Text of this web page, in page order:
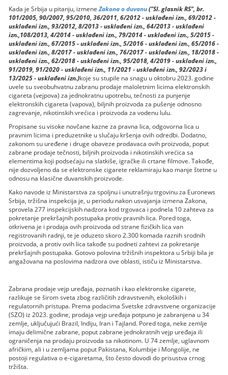
Kada je Srbija u pitanju, izmeneZakona o duvanu("Sl. glasnik RS", br.
101/2005, 90/2007, 95/2010, 36/2011, 6/2012 - usklađeni izn., 69/2012 -
usklađeni izn., 93/2012, 8/2013 - usklađeni izn., 64/2013 - usklađeni
izn.,108/2013, 4/2014 - usklađeni izn., 79/2014 - usklađeni izn., 5/2015 -
usklađeni izn., 67/2015 - usklađeni izn., 5/2016 - usklađeni izn., 65/2016 -
usklađeni izn., 8/2017 - usklađeni izn., 76/2017 - usklađeni izn., 18/2018 -
usklađeni izn., 62/2018 - usklađeni izn., 95/2018, 4/2019 - usklađeni izn.,
91/2019, 91/2020 - usklađeni izn., 11/2021 - usklađeni izn., 92/2023 i
13/2025 - usklađeni izn.)koje su stupile na snagu u oktobru 2023. godine
uvele su sveobuhvatnu zabranu prodaje maloletnim licima elektronskih
cigareta (vejpova) za jednokratnu upotrebu, tečnosti za punjenje
elektronskih cigareta (vapova), biljnih proizvoda za pušenje odnosno
zagrevanje, nikotinskih vrećica i proizvoda za vodenu lulu.
Propisane su visoke novčane kazne za pravna lica, odgovorna lica u
pravnim licima i preduzetnike u slučaju kršenja ovih odredbi. Dodatno,
zakonom su uređene i druge obaveze prodavaca ovih proizvoda, poput
zabrane prodaje tečnosti, biljnih proizvoda i nikotinskih vrećica sa
elementima koji podsećaju na slatkiše, igračke ili crtane filmove. Takođe,
nije dozvoljeno da se elektronske cigarete reklamiraju kao manje štetne u
odnosu na klasične duvanskih proizvode.
Kako navode iz Ministarstva za spoljnu i unutrašnju trgovinu za Euronews
Srbija, tržišna inspekcija je, u periodu nakon usvajanja izmena Zakona,
sprovela 277 inspekcijskih nadzora kod trgovaca i podnela 10 zahteva za
pokretanje prekršajnih postupaka protiv pravnih lica. Pored toga,
otkrivena je i prodaja ovih proizvoda od strane fizičkih lica van
registrovanih radnji, te je oduzeto skoro 2.300 komada raznih srodnih
proizvoda, a protiv ovih lica takođe su podneti zahtevi za pokretanje
prekršajnih postupaka. Gotovo polovina tržišnih inspektora u Srbiji bila je
angažovana na poslovima nadzora ove oblasti, ističu iz Ministarstva.
Zabrana prodaje vejp uređaja, poznatih i kao elektronske cigarete,
razlikuje se širom sveta zbog različitih zdravstvenih, ekoloških i
regulatornih pristupa. Prema podacima Svetske zdravstvene organizacije
(SZO) iz 2023. godine, prodaja vejp uređaja potpuno je zabranjena u 34
zemlje, uključujući Brazil, Indiju, Iran i Tajland. Pored toga, neke zemlje
imaju delimične zabrane, poput zabrane jednokratnih vejp uređaja ili
ograničenja na prodaju proizvoda sa nikotinom. U 74 zemlje, uglavnom
afričkim, ali i u zemljama poput Pakistana, Kolumbije i Mongolije, ne
postoji regulativa o e-cigaretama, što često dovodi do prisustva crnog
tržišta.